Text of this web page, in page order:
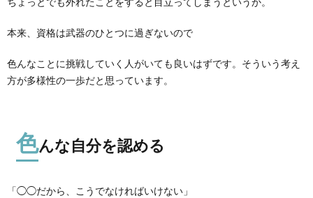
本来、資格は武器のひとつに過ぎないので
色んなことに挑戦していく人がいても良いはずです。そういう考え
方が多様性の一歩だと思っています。
色んな自分を認める
「◯◯だから、こうでなければいけない」